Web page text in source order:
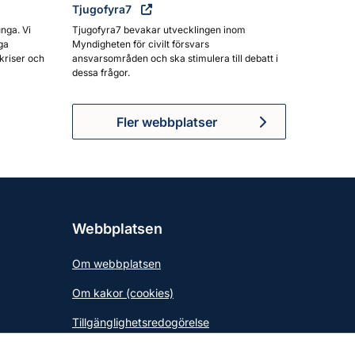
Vi
och
Tjugofyra7
Tjugofyra7 bevakar utvecklingen inom
Myndigheten för civilt försvars
ansvarsområden och ska stimulera till debatt i
dessa frågor.
Fler webbplatser
Webbplatsen
Om webbplatsen
Om kakor (cookies)
Tillgänglighetsredogörelse